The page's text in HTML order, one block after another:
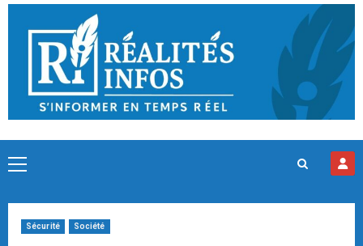
Skip
content
Primary
Sécurité Société